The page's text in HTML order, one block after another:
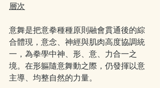
層次
意舞是把意拳種種原則融會貫通後的綜
合體現，意念、神經與肌肉高度協調統
一，為拳學中神、形、意、力合一之
境。在形軀隨意舞動之際，仍發揮以意
主導、均整自然的力量。